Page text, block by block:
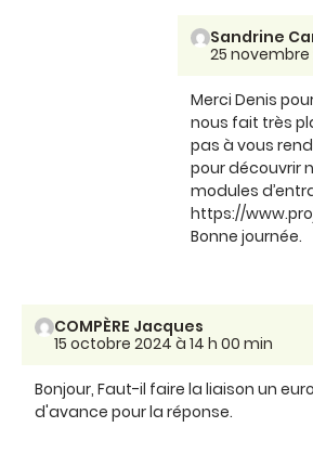
Sandrine
25 novembre
Merci Denis
nous fait très
pas à vous
pour découvrir
modules
https://
Bonne journée.
COMPÈRE Jacques
15 octobre 2024 à 14 h 00 min
Bonjour, Faut-il faire la liaison un
d'avance pour la réponse.